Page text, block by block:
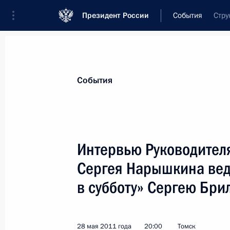
Президент России События
Новости
Об исполнении поручения
с представителями
организаций
События
Интервью
Сергея Нарышкина
в субботу» Сергею
28 мая 2011 года 20:00 Томск